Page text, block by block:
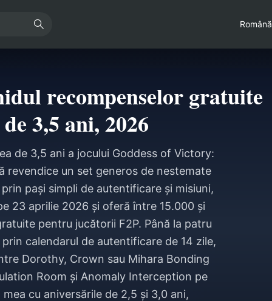
Română
recompenselor gratuite
3,5 ani, 2026
de 3,5 ani a jocului Goddess of Victory:
revendice un set generos de nestemate
pași simpli de autentificare și misiuni,
23 aprilie 2026 și oferă între 15.000 și
pentru jucătorii F2P. Până la patru
calendarul de autentificare de 14 zile,
Dorothy, Crown sau Mihara Bonding
Room și Anomaly Interception pe
cu aniversările de 2,5 și 3,0 ani,